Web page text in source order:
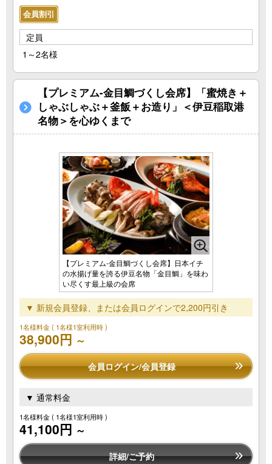
会員割引
定員
1～2名様
【プレミアム-金目鯛づくし会席】「蜜焼き＋
しゃぶしゃぶ＋釜飯＋お造り」＜伊豆稲取港
名物＞を心ゆくまで
【プレミアム-金目鯛づくし会席】日本イチ
の水揚げ量を誇る伊豆名物「金目鯛」を味わ
い尽くす最上級の会席
▼ 新規会員登録、または会員ログインで2,200円引き
1名様料金( 1名様1室利用時 )
38,900円 ～
会員ログイン/会員登録
▼ 通常料金
1名様料金( 1名様1室利用時 )
41,100円 ～
詳細/ご予約